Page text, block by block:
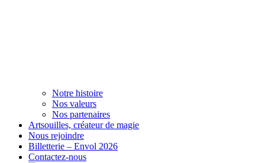
Notre histoire
Nos valeurs
Nos partenaires
Artsouilles, créateur de magie
Nous rejoindre
Billetterie – Envol 2026
Contactez-nous